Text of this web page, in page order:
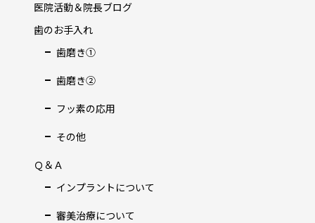
医院活動＆院長ブログ
歯のお手入れ
歯磨き①
歯磨き②
フッ素の応用
その他
Ｑ＆Ａ
インプラントについて
審美治療について